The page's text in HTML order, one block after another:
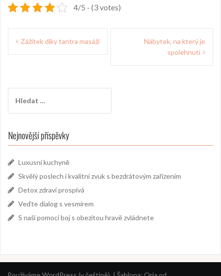
4/5 - (3 votes)
Navigace
Zážitek díky tantra masáži
Nábytek, na který je
spolehnutí
Nejnovější příspěvky
Luxusní kuchyně
Skvělý poslech i kvalitní zvuk s bezdrátovým zařízením
Detox zdraví prospívá
Veďte dialog s vesmírem
S naší pomocí boj s obezitou hravě zvládnete